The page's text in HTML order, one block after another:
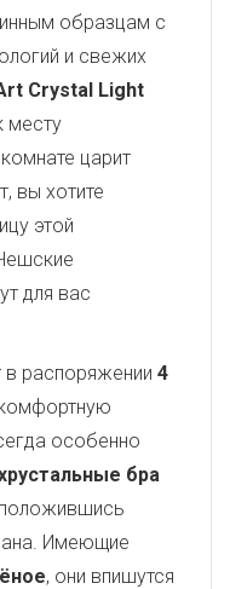
образцам с
и свежих
Crystal Light
месту
царит
вы хотите
этой
для вас
в распоряжении 4
особенно
бра
Имеющие
, они впишутся